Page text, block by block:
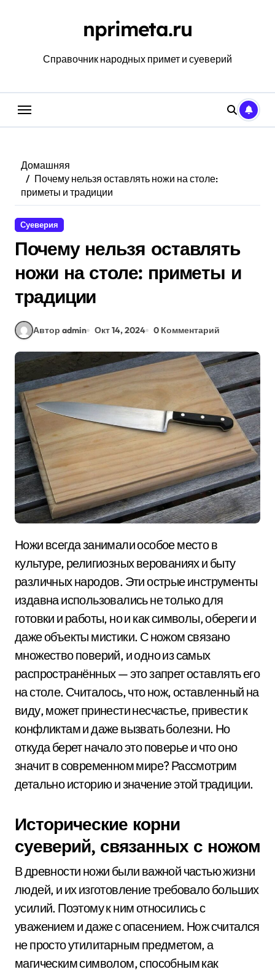
nprimeta.ru
Справочник народных примет и суеверий
Домашняя
Почему нельзя оставлять ножи на столе:
приметы и традиции
Суеверия
Почему нельзя оставлять
ножи на столе: приметы и
традиции
Автор admin Окт 14, 2024 0 Комментарий
Ножи всегда занимали особое место в
культуре, религиозных верованиях и быту
различных народов. Эти острые инструменты
издавна использовались не только для
готовки и работы, но и как символы, обереги и
даже объекты мистики. С ножом связано
множество поверий, и одно из самых
распространённых — это запрет оставлять его
на столе. Считалось, что нож, оставленный на
виду, может принести несчастье, привести к
конфликтам и даже вызвать болезни. Но
откуда берет начало это поверье и что оно
значит в современном мире? Рассмотрим
детально историю и значение этой традиции.
Исторические корни
суеверий, связанных с ножом
В древности ножи были важной частью жизни
людей, и их изготовление требовало больших
усилий. Поэтому к ним относились с
уважением и даже с опасением. Нож считался
не просто утилитарным предметом, а
магическим символом, способным как